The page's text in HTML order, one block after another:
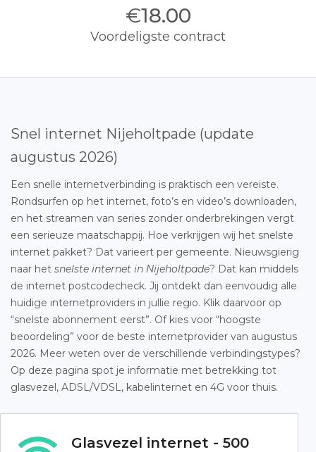
€18.00
Voordeligste contract
Snel internet Nijeholtpade (update
augustus 2026)
Een snelle internetverbinding is praktisch een vereiste.
Rondsurfen op het internet, foto’s en video’s downloaden,
en het streamen van series zonder onderbrekingen vergt
een serieuze maatschappij. Hoe verkrijgen wij het snelste
internet pakket? Dat varieert per gemeente. Nieuwsgierig
naar het snelste internet in Nijeholtpade? Dat kan middels
de internet postcodecheck. Jij ontdekt dan eenvoudig alle
huidige internetproviders in jullie regio. Klik daarvoor op
“snelste abonnement eerst”. Of kies voor “hoogste
beoordeling” voor de beste internetprovider van augustus
2026. Meer weten over de verschillende verbindingstypes?
Op deze pagina spot je informatie met betrekking tot
glasvezel, ADSL/VDSL, kabelinternet en 4G voor thuis.
Glasvezel internet - 500